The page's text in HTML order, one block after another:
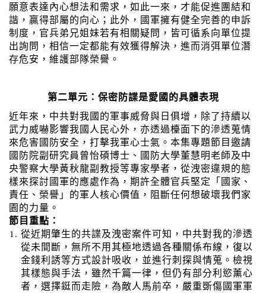
願意表達內心想法和需求，如此一來，才能促進團結和
諧，贏得部屬的向心；此外，國軍擁有健全完善的申訴
制度，官兵弟兄姐妹若有相關疑問，皆可循系向單位提
出詢問，相信一定都能有效獲得解決，進而消弭單位潛
存危安，維護部隊榮譽。
第二單元：保密防諜是愛國的具體表現
近年來，中共對我國的軍事威脅與日俱增，除了持續以
武力威嚇影響我國人民心外，亦透過檯面下的滲透蒐情
來危害國防安全，打擊我軍心士氣。本集專題節目邀請
國防院副研究員曾怡碩博士、國防大學董慧明老師及中
央警察大學黃秋龍副教授等專家學者，從洩密違規的態
樣來探討國軍的應處作為，期許全體官兵堅定「國家、
責任、榮譽」的軍人核心價值，阻斷任何想破壞我們家
園的力量。
節目重點：
從近期肇生的共諜及洩密案件可知，中共對我的滲透
從未間斷，無所不用其極地透過各種關係布線，復以
金錢利誘等方式設計吸收，並進行刺探與情蒐。檢視
其樣態與手法，雖然千篇一律，但仍有部分利慾薰心
者，選擇鋌而走險，為敵人馬前卒，嚴重斲傷國軍軍